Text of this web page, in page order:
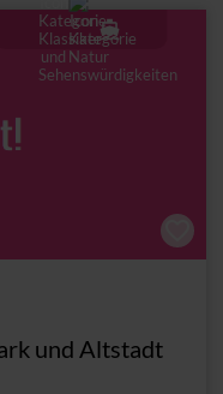
und Altstadt
directions_boat